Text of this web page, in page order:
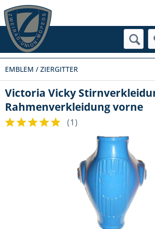
EMBLEM / ZIERGITTER
Victoria Vicky
Rahmenverkleidung vorne
(1)